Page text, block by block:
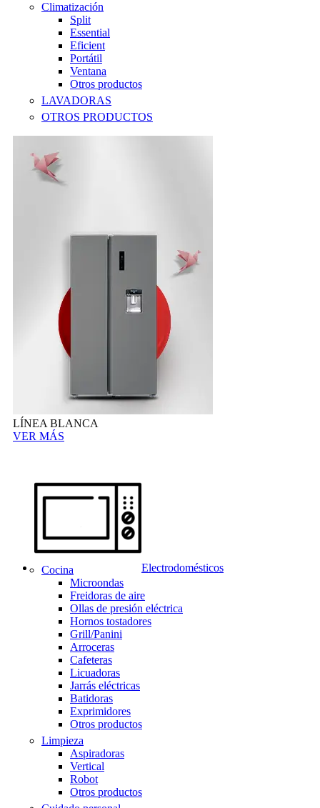
Climatización
Split
Essential
Eficient
Portátil
Ventana
Otros productos
LAVADORAS
OTROS PRODUCTOS
LÍNEA BLANCA
VER MÁS
Electrodomésticos
Cocina
Microondas
Freidoras de aire
Ollas de presión eléctrica
Hornos tostadores
Grill/Panini
Arroceras
Cafeteras
Licuadoras
Jarrás eléctricas
Batidoras
Exprimidores
Otros productos
Limpieza
Aspiradoras
Vertical
Robot
Otros productos